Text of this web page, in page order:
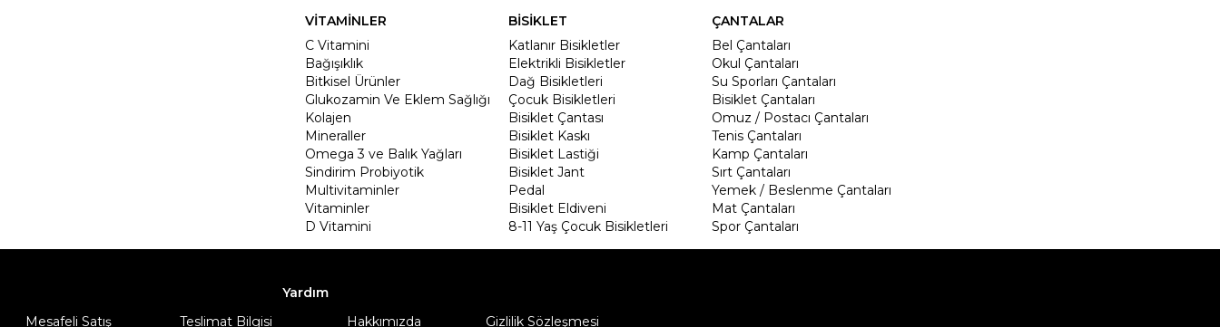
VİTAMİNLER
C Vitamini
Bağışıklık
Bitkisel Ürünler
Glukozamin Ve Eklem Sağlığı
Kolajen
Mineraller
Omega 3 ve Balık Yağları
Sindirim Probiyotik
Multivitaminler
Vitaminler
D Vitamini
BİSİKLET
Katlanır Bisikletler
Elektrikli Bisikletler
Dağ Bisikletleri
Çocuk Bisikletleri
Bisiklet Çantası
Bisiklet Kaskı
Bisiklet Lastiği
Bisiklet Jant
Pedal
Bisiklet Eldiveni
8-11 Yaş Çocuk Bisikletleri
ÇANTALAR
Bel Çantaları
Okul Çantaları
Su Sporları Çantaları
Bisiklet Çantaları
Omuz / Postacı Çantaları
Tenis Çantaları
Kamp Çantaları
Sırt Çantaları
Yemek / Beslenme Çantaları
Mat Çantaları
Spor Çantaları
Yardım
Mesafeli Satış
Teslimat Bilgisi Hakkımızda Gizlilik Sözleşmesi